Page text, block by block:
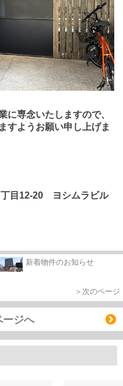
に専念いたしますので、
すようお願い申し上げま
20 ヨシムラビル
新着物件のお知らせ
＞次のページ
ージへ